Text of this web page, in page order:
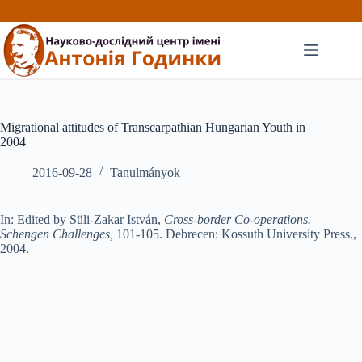
до
вмісту
Migrational attitudes of Transcarpathian Hungarian Youth in
2004
2016-09-28 Tanulmányok
In: Edited by Süli-Zakar István, Cross-border Co-operations.
Schengen Challenges, 101-105. Debrecen: Kossuth University Press.,
2004.